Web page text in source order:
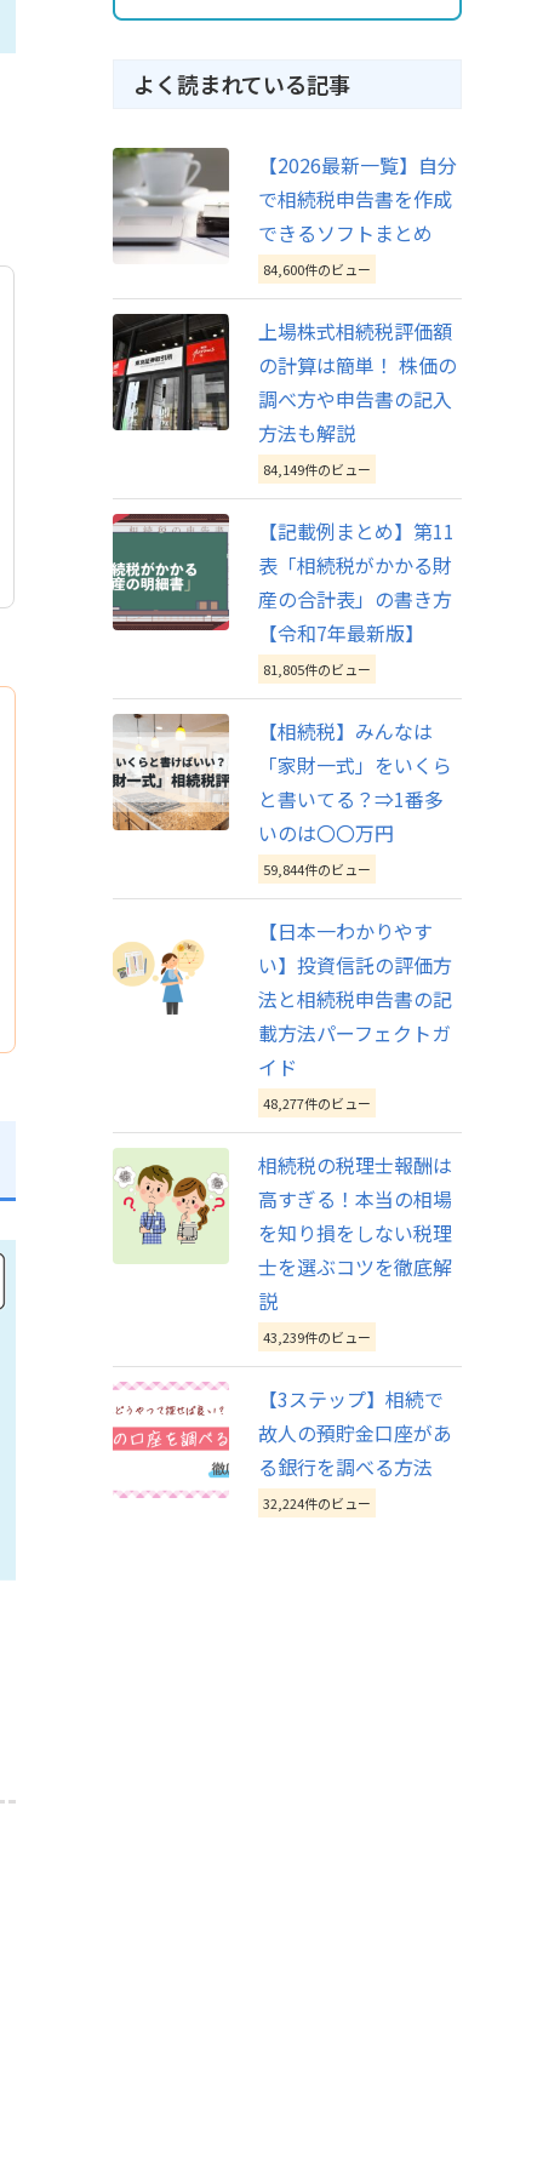
よく読まれている記事
【2026最新一覧】自分
で相続税申告書を作成
できるソフトまとめ
84,600件のビュー
上場株式相続税評価額
の計算は簡単！ 株価の
調べ方や申告書の記入
方法も解説
84,149件のビュー
【記載例まとめ】第11
表「相続税がかかる財
産の合計表」の書き方
【令和7年最新版】
81,805件のビュー
【相続税】みんなは
「家財一式」をいくら
と書いてる？⇒1番多
いのは〇〇万円
59,844件のビュー
【日本一わかりやす
い】投資信託の評価方
法と相続税申告書の記
載方法パーフェクトガ
イド
48,277件のビュー
相続税の税理士報酬は
高すぎる！本当の相場
を知り損をしない税理
士を選ぶコツを徹底解
説
43,239件のビュー
【3ステップ】相続で
故人の預貯金口座があ
る銀行を調べる方法
32,224件のビュー